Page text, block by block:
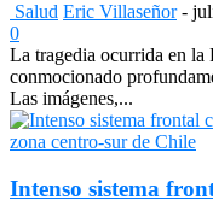
Salud Eric Villaseñor -
0
La tragedia ocurrida en
conmocionado
Las imágenes,...
Intenso sistema